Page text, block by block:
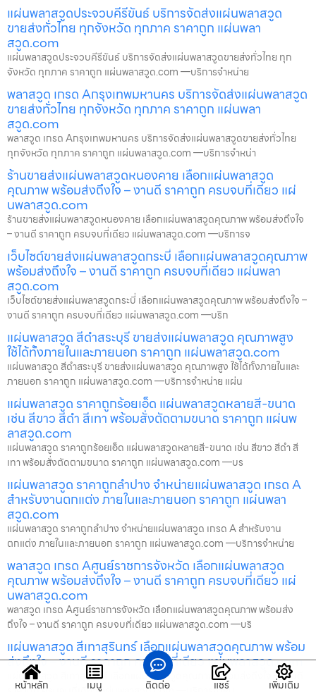
แผ่นพลาสวูดประจวบคีรีขันธ์ บริการจัดส่งแผ่นพลาสวูด
ขายส่งทั่วไทย ทุกจังหวัด ทุกภาค ราคาถูก แผ่นพลา
สวูด.com
แผ่นพลาสวูดประจวบคีรีขันธ์ บริการจัดส่งแผ่นพลาสวูดขายส่งทั่วไทย ทุก
จังหวัด ทุกภาค ราคาถูก แผ่นพลาสวูด.com —บริการจำหน่าย
พลาสวูด เกรด Aกรุงเทพมหานคร บริการจัดส่งแผ่นพลาสวูด
ขายส่งทั่วไทย ทุกจังหวัด ทุกภาค ราคาถูก แผ่นพลา
สวูด.com
พลาสวูด เกรด Aกรุงเทพมหานคร บริการจัดส่งแผ่นพลาสวูดขายส่งทั่วไทย
ทุกจังหวัด ทุกภาค ราคาถูก แผ่นพลาสวูด.com —บริการจำหน่า
ร้านขายส่งแผ่นพลาสวูดหนองคาย เลือกแผ่นพลาสวูด
คุณภาพ พร้อมส่งถึงใจ – งานดี ราคาถูก ครบจบที่เดียว แผ่
นพลาสวูด.com
ร้านขายส่งแผ่นพลาสวูดหนองคาย เลือกแผ่นพลาสวูดคุณภาพ พร้อมส่งถึงใจ
– งานดี ราคาถูก ครบจบที่เดียว แผ่นพลาสวูด.com —บริการจ
เว็บไซต์ขายส่งแผ่นพลาสวูดกระบี่ เลือกแผ่นพลาสวูดคุณภาพ
พร้อมส่งถึงใจ – งานดี ราคาถูก ครบจบที่เดียว แผ่นพลา
สวูด.com
เว็บไซต์ขายส่งแผ่นพลาสวูดกระบี่ เลือกแผ่นพลาสวูดคุณภาพ พร้อมส่งถึงใจ –
งานดี ราคาถูก ครบจบที่เดียว แผ่นพลาสวูด.com —บริก
แผ่นพลาสวูด สีดำสระบุรี ขายส่งแผ่นพลาสวูด คุณภาพสูง
ใช้ได้ทั้งภายในและภายนอก ราคาถูก แผ่นพลาสวูด.com
แผ่นพลาสวูด สีดำสระบุรี ขายส่งแผ่นพลาสวูด คุณภาพสูง ใช้ได้ทั้งภายในและ
ภายนอก ราคาถูก แผ่นพลาสวูด.com —บริการจำหน่าย แผ่น
แผ่นพลาสวูด ราคาถูกร้อยเอ็ด แผ่นพลาสวูดหลายสี-ขนาด
เช่น สีขาว สีดำ สีเทา พร้อมสั่งตัดตามขนาด ราคาถูก แผ่นพ
ลาสวูด.com
แผ่นพลาสวูด ราคาถูกร้อยเอ็ด แผ่นพลาสวูดหลายสี-ขนาด เช่น สีขาว สีดำ สี
เทา พร้อมสั่งตัดตามขนาด ราคาถูก แผ่นพลาสวูด.com —บร
แผ่นพลาสวูด ราคาถูกลำปาง จำหน่ายแผ่นพลาสวูด เกรด A
สำหรับงานตกแต่ง ภายในและภายนอก ราคาถูก แผ่นพลา
สวูด.com
แผ่นพลาสวูด ราคาถูกลำปาง จำหน่ายแผ่นพลาสวูด เกรด A สำหรับงาน
ตกแต่ง ภายในและภายนอก ราคาถูก แผ่นพลาสวูด.com —บริการจำหน่าย
พลาสวูด เกรด Aศูนย์ราชการจังหวัด เลือกแผ่นพลาสวูด
คุณภาพ พร้อมส่งถึงใจ – งานดี ราคาถูก ครบจบที่เดียว แผ่
นพลาสวูด.com
พลาสวูด เกรด Aศูนย์ราชการจังหวัด เลือกแผ่นพลาสวูดคุณภาพ พร้อมส่ง
ถึงใจ – งานดี ราคาถูก ครบจบที่เดียว แผ่นพลาสวูด.com —บริ
แผ่นพลาสวูด สีเทาสุรินทร์ เลือกแผ่นพลาสวูดคุณภาพ พร้อม
ส่งถึงใจ – งานดี ราคาถูก ครบจบที่เดียว แผ่นพลาสวูด.com
แผ่นพลาสวูด สีเทาสุรินทร์ เลือกแผ่นพลาสวูดคุณภาพ พร้อมส่งถึงใจ – งานดี
หน้าหลัก เมนู ติดต่อ แชร์ เพิ่มเติม